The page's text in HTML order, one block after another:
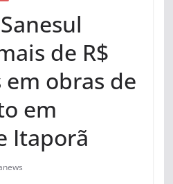
de R$
obras de
em
Itaporã